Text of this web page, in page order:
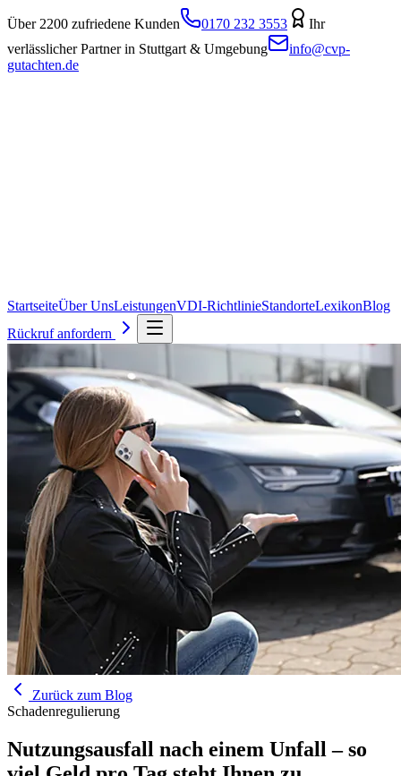
Über 2200 zufriedene Kunden 0170 232 3553
Ihr
verlässlicher Partner in Stuttgart & Umgebung
info@cvp-
gutachten.de
StartseiteÜber UnsLeistungenVDI-RichtlinieStandorteLexikonBlog
Rückruf anfordern
Zurück zum Blog
Schadenregulierung
Nutzungsausfall nach einem Unfall – so